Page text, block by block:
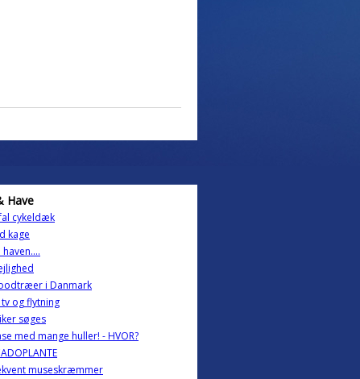
Have
cykeldæk
kage
haven....
i Danmark
og flytning
søges
med mange huller! - HVOR?
museskræmmer